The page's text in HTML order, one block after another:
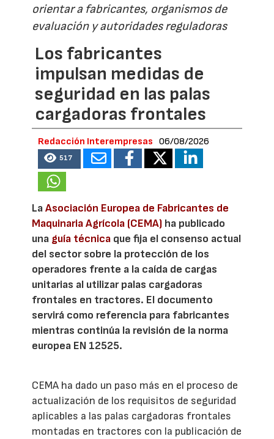
orientar a fabricantes, organismos de
evaluación y autoridades reguladoras
Los fabricantes
impulsan medidas de
seguridad en las palas
cargadoras frontales
Redacción Interempresas 06/08/2026
517
LaAsociación Europea de Fabricantes de
Maquinaria Agrícola (CEMA) ha publicado
una guía técnica que fija el consenso actual
del sector sobre la protección de los
operadores frente a la caída de cargas
unitarias al utilizar palas cargadoras
frontales en tractores. El documento
servirá como referencia para fabricantes
mientras continúa la revisión de la norma
europea EN 12525.
CEMA ha dado un paso más en el proceso de
actualización de los requisitos de seguridad
aplicables a las palas cargadoras frontales
montadas en tractores con la publicación de